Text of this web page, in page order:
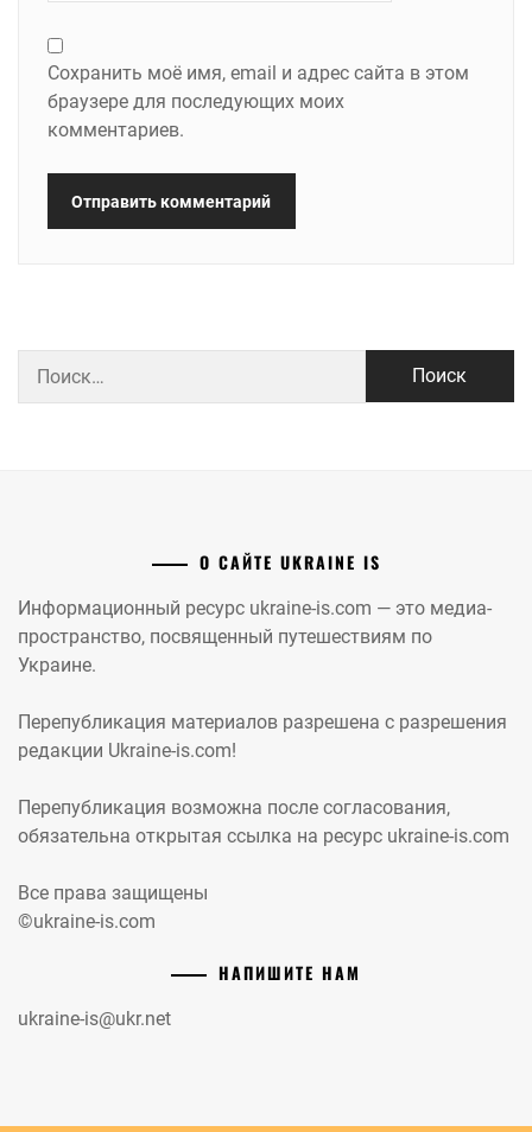
Сохранить моё имя, email и адрес сайта в этом
браузере для последующих моих
комментариев.
О САЙТЕ UKRAINE IS
Информационный ресурс ukraine-is.com — это медиа-
пространство, посвященный путешествиям по
Украине.
Перепубликация материалов разрешена с разрешения
редакции Ukraine-is.com!
Перепубликация возможна после согласования,
обязательна открытая ссылка на ресурс ukraine-is.com
Все права защищены
©ukraine-is.com
НАПИШИТЕ НАМ
ukraine-is@ukr.net